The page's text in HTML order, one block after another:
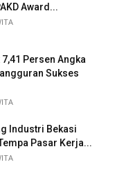
Award...
Persen Angka
Sukses
Industri Bekasi
Pasar Kerja...